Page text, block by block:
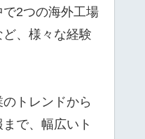
2つの海外工場
、様々な経験
トレンドから
で、幅広いト